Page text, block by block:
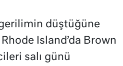
düştüğüne
Island’da Brown
salı günü